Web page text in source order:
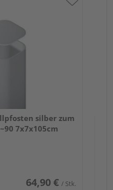
silber zum
7x7x105cm
64,90 € / Stk.